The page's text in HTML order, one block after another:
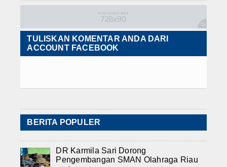
TULISKAN KOMENTAR ANDA DARI
ACCOUNT FACEBOOK
BERITA POPULER
DR Karmila Sari Dorong
Pengembangan SMAN Olahraga Riau